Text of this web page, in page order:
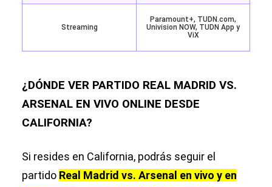
Streaming
Paramount+, TUDN.com,
Univision NOW, TUDN App y
ViX
¿DÓNDE VER PARTIDO REAL MADRID VS.
ARSENAL EN VIVO ONLINE DESDE
CALIFORNIA?
Si resides en California, podrás seguir el
partido Real Madrid vs. Arsenal en vivo y en